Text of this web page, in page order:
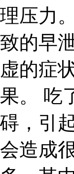
理压力
致的早
虚的症
果。 吃
碍，引
会造成